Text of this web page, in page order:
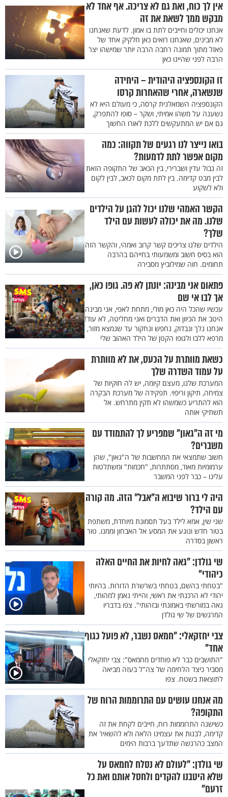
אין לך כוח, ואת גם לא צריכה. אף אחד לא
מבקש ממך לשאת את זה
אנחנו יכולים וחייבים לתת בו אמון. לדעת שאנחנו
לא מבינים, שאנחנו רואים כאן חלקיק אחד של
פאזל מתוך תמונה רחבה הרבה יותר שמישהו יצר
הרבה לפני שהיינו כאן
זו הקונספציה היהודית – היחידה
שנשארה, אחרי שהאחרות קרסו
הקונספציה השמאלנית קרסה, כי מעולם היא לא
נשענה על משהו אמיתי, ושקר – סופו להתפרק,
גם אם יש המתעקשים ללכת לאורו החשוך
בואו נייצר לנו רגעים של תקווה: כמה
מקום אפשר לתת לדמעות?
זה גבול עדין ושברירי, בין הכאב של התקופה הזאת
לבין מבט קדימה. בין לתת מקום לכאב, לבין לקום
ולא לשקוע
הקשר האמהי שלנו יכול להגן על הילדים
שלנו. מה את יכולה לעשות עם הילד
שלך?
הילדים שלנו צריכים קשר קרוב ואמהי, והקשר הזה
הוא בסיס חשוב ומשמעותי בחייהם בהרבה
תחומים. חוה שמילוביץ מסבירה
פתאום אני מבינה: יונתן לא פה. גופו כאן,
אך לבו אי שם
עכשיו שהכל היה כאן מולי, מתחת לאפי, אני מבינה
היטב את הכיוון ואת הדברים ואני מחליטה, לא עוד!
אנחנו נלך ונבדוק, נחפש ונחקור עד שנמצא מזור,
מרפא ללבו ולגופו הקטן של הילד האהוב שלי
כשאת מוותרת על הכעס, את לא מוותרת
על עמוד השדרה שלך
המערכת שלנו, מעצם קיומה, יש לה חוקיות של
צמיחה, תיקון וריפוי. תפקידה של מערכת הבקרה
הוא להתריע כשמשהו לא תקין מתרחש. אל
תשתיקי אותה
מי זה ה"גאון" שמפריע לך להתמודד עם
משברים?
חשוב שתמצאי את המחשבות של ה"גאון", שהן
ערמומיות מאוד, מסתתרות, "חכמות" ומשתלטות
עלינו – כבר לפני המשבר
היה לי ברור שיבוא ה"אבל" הזה. מה קורה
עם הילד?
שני שין, אמא לילד בעל תסמונת מיוחדת, משתפת
בטור חדש ונוגע את המסע אל האבחון וממנו. טור
ראשון בסדרה
שי גולדן: "גאה לחיות את החיים האלה
כיהודי"
"בטחתי בהשם, בטחתי בשרשרת הדורות. בהיותי
יהודי לא הרכנתי את ראשי, והייתי נאמן למהותי,
גאה במורשתי באמונתי ובזהותי". צפו בדבריו
המרגשים של שי גולדן
צבי יחזקאלי: "חמאס נשבר, לא פועל כגוף
אחד"
"התושבים כבר לא פוחדים מחמאס": צבי יחזקאלי
מסביר כיצד הלחימה של צה"ל בעזה מביאה
לתוצאות בשטח. צפו
מה אנחנו עושים עם התרוממות הרוח של
התקופה?
כשישנה התרוממות רוח, חייבים לקחת את זה
קדימה, לבנות את עצמינו הלאה ולא להשאיר את
המצב כהרגשה שתדעך ברבות הימים
שי גולדן: "לעולם לא נסלח לחמאס על
שלא היטבנו להקדים ולחסל אותם ואת כל
זרעם"